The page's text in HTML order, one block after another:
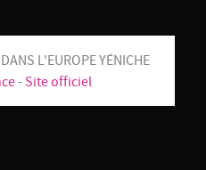
- Site officiel